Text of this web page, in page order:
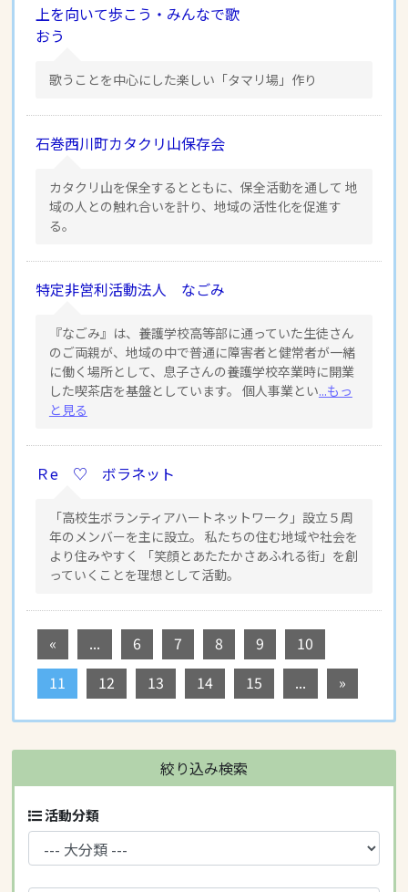
上を向いて歩こう・みんなで歌
おう
歌うことを中心にした楽しい「タマリ場」作り
石巻西川町カタクリ山保存会
カタクリ山を保全するとともに、保全活動を通して 地
域の人との触れ合いを計り、地域の活性化を促進す
る。
特定非営利活動法人 なごみ
『なごみ』は、養護学校高等部に通っていた生徒さん
のご両親が、地域の中で普通に障害者と健常者が一緒
に働く場所として、息子さんの養護学校卒業時に開業
した喫茶店を基盤としています。 個人事業とい...もっ
と見る
Ｒe ♡ ボラネット
「高校生ボランティアハートネットワーク」設立５周
年のメンバーを主に設立。 私たちの住む地域や社会を
より住みやすく 「笑顔とあたたかさあふれる街」を創
っていくことを理想として活動。
« ... 6 7 8 9
10
11
12 13 14 15 ... »
絞り込み検索
活動分類